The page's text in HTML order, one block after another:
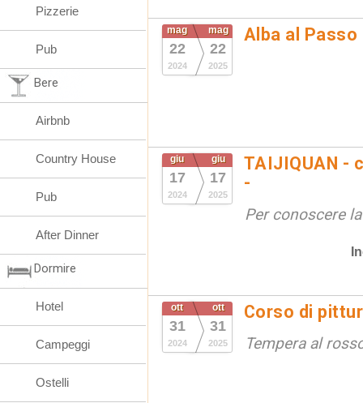
mag
22
2024
mag
22
2025
Alba al Passo
giu
17
2024
giu
17
2025
TAIJIQUAN -
-
Per conoscere
ott
31
2024
ott
31
2025
Corso di
Tempera al
Pizzerie
Pub
Bere
Airbnb
Country House
Pub
After Dinner
Dormire
Hotel
Campeggi
Ostelli